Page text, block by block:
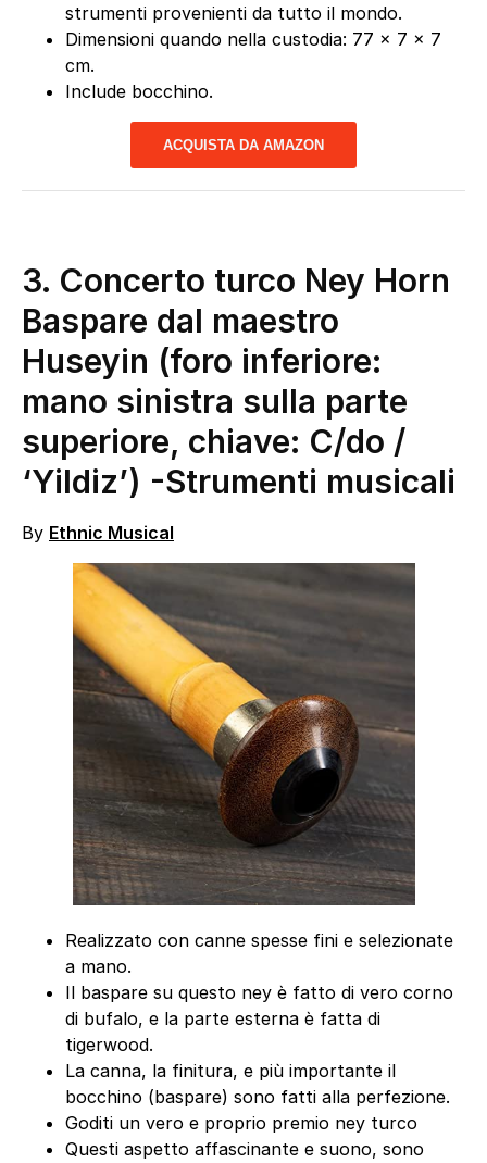
strumenti provenienti da tutto il mondo.
Dimensioni quando nella custodia: 77 x 7 x 7
cm.
Include bocchino.
ACQUISTA DA AMAZON
3. Concerto turco Ney Horn
Baspare dal maestro
Huseyin (foro inferiore:
mano sinistra sulla parte
superiore, chiave: C/do /
‘Yildiz’) -Strumenti musicali
By Ethnic Musical
Realizzato con canne spesse fini e selezionate
a mano.
Il baspare su questo ney è fatto di vero corno
di bufalo, e la parte esterna è fatta di
tigerwood.
La canna, la finitura, e più importante il
bocchino (baspare) sono fatti alla perfezione.
Goditi un vero e proprio premio ney turco
Questi aspetto affascinante e suono, sono